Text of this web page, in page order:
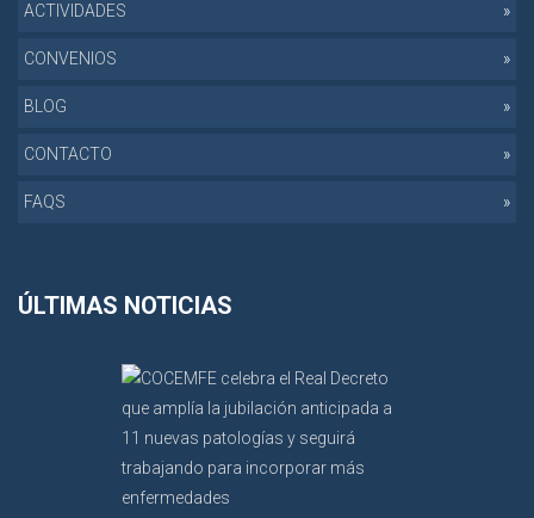
ACTIVIDADES
CONVENIOS
BLOG
CONTACTO
FAQS
ÚLTIMAS NOTICIAS